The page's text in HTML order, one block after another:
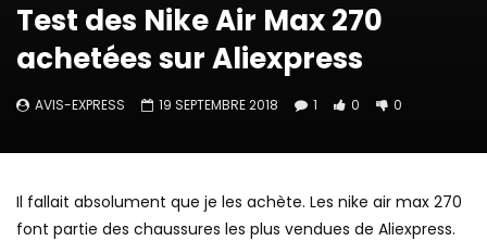
Test des Nike Air Max 270
achetées sur Aliexpress
AVIS-EXPRESS 19 SEPTEMBRE 2018 1 0 0
Il fallait absolument que je les achète. Les nike air max 270
font partie des chaussures les plus vendues de Aliexpress.